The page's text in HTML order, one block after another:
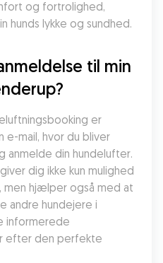
og fortrolighed,
hunds lykke og sundhed.
til min
er
mail, hvor du bliver
din hundelufter.
dig ikke kun mulighed
hjælper også med at
andre hundejere i
informerede
efter den perfekte